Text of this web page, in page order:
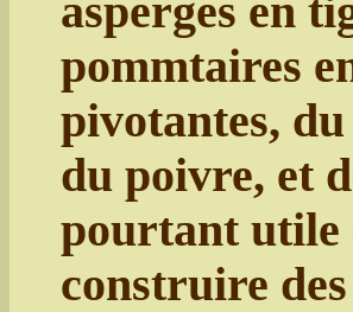
asperges en
pommtaires
pivotantes,
du poivre, et
pourtant utile
construire